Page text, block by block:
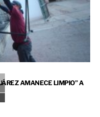
AMANECE LIMPIO” A